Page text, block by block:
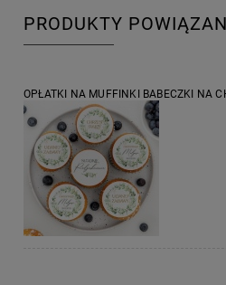
PRODUKTY
OPŁATKI NA MUFFINKI BABECZKI NA